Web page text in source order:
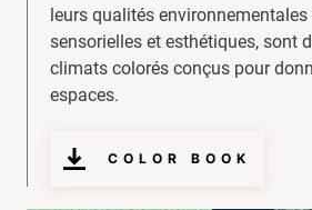
leurs qualités
sensorielles et esthétiques, sont
climats colorés conçus pour
espaces.
COLOR BOOK